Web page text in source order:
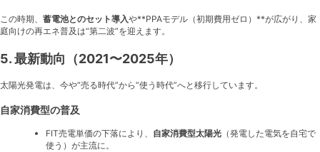
この時期、 蓄電池とのセット導入や**PPAモデル（初期費用ゼロ）**が広がり、家
庭向けの再エネ普及は“第二波”を迎えます。
5. 最新動向（2021〜2025年）
太陽光発電は、今や“売る時代”から“使う時代”へと移行しています。
自家消費型の普及
FIT売電単価の下落により、 自家消費型太陽光（発電した電気を自宅で
使う）が主流に。